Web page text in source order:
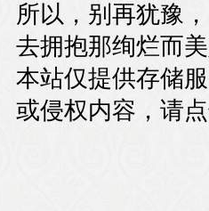
所以，别再犹豫
去拥抱那绚烂而
本站仅提供存储
或侵权内容，请